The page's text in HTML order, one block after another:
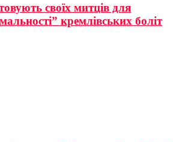
своїх митців для
кремлівських боліт